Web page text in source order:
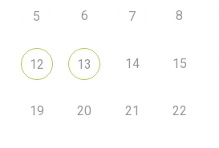
5 6 7 8
12 13 14 15
19 20 21 22